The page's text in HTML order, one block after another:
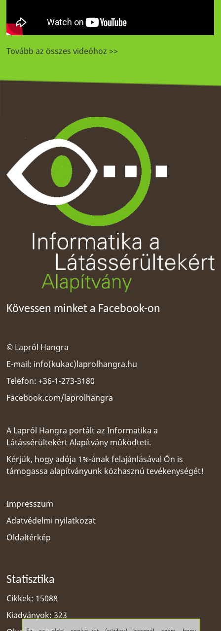
Tovább az összes videóhoz >>
Kövessen minket a Facebook-on
© Lapról Hangra
E-mail: info(kukac)laprolhangra.hu
Telefon: +36-1-273-3180
Facebook.com/laprolhangra
A Lapról Hangra portált azInformatika a
Látássérültekért Alapítvány működteti.
Kérjük, hogy adója 1%-ának felajánlásával Ön is
támogassa alapítványunk közhasznú tevékenységét!
Impresszum
Adatvédelmi nyilatkozat
Oldaltérkép
Statisztika
Cikkek: 15088
Kiadványok: 323